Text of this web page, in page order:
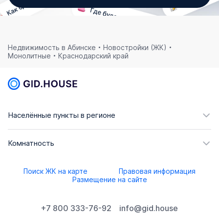
Недвижимость в Абинске
Новостройки (ЖК)
Монолитные
Краснодарский край
Населённые пункты в регионе
Комнатность
Поиск ЖК на карте
Правовая информация
Размещение на сайте
+7 800 333-76-92 info@gid.house